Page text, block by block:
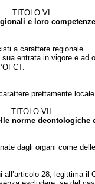
TITOLO VI
e loro competenze
a carattere regionale.
entrata in vigore e ad
prettamente
TITOLO VII
norme
dagli organi come
28, legittima il